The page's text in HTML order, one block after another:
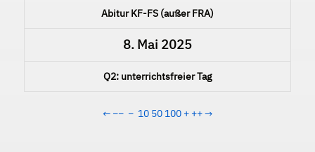
Abitur KF-FS (außer FRA)
8. Mai 2025
Q2: unterrichtsfreier Tag
← −− − 10 50 100 + ++→